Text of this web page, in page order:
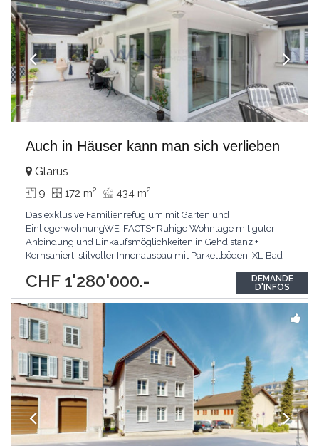
Auch in Häuser kann man sich verlieben
CHF 1'280'000.-
Glarus
9 172 m2 434 m2
Das exklusive Familienrefugium mit Garten und
EinliegerwohnungWE-FACTS+ Ruhige Wohnlage mit guter
Anbindung und Einkaufsmöglichkeiten in Gehdistanz +
Kernsaniert, stilvoller Innenausbau mit Parkettböden, XL-Bad
ausgebauter Keller, gedeckte Sitzplätze Passt für:Paare und
Familien, die ein Haus mit Einliegerwohnung an zentraler Lage
wünschenKLARTEXT:
DEMANDE
D'INFOS